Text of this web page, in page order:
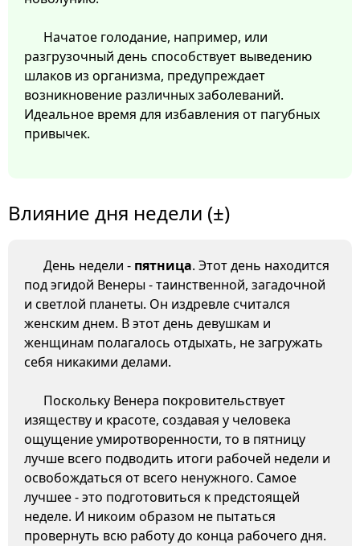
Начатое голодание, например, или
разгрузочный день способствует выведению
шлаков из организма, предупреждает
возникновение различных заболеваний.
Идеальное время для избавления от пагубных
привычек.
Влияние дня недели (±)
День недели - пятница. Этот день находится
под эгидой Венеры - таинственной, загадочной
и светлой планеты. Он издревле считался
женским днем. В этот день девушкам и
женщинам полагалось отдыхать, не загружать
себя никакими делами.
Поскольку Венера покровительствует
изяществу и красоте, создавая у человека
ощущение умиротворенности, то в пятницу
лучше всего подводить итоги рабочей недели и
освобождаться от всего ненужного. Самое
лучшее - это подготовиться к предстоящей
неделе. И никоим образом не пытаться
провернуть всю работу до конца рабочего дня.